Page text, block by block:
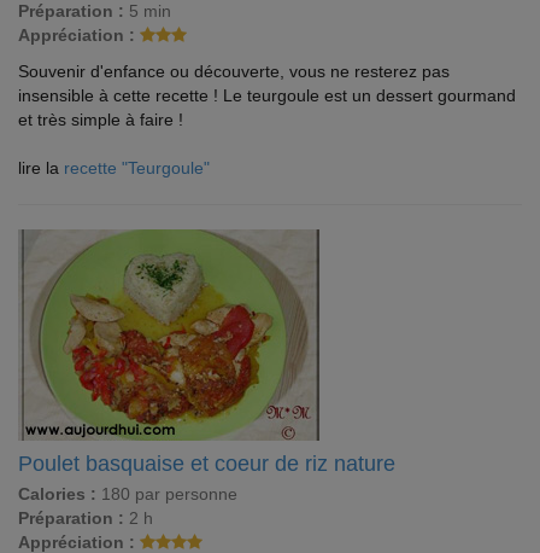
Préparation : 5 min
Appréciation :
Souvenir d'enfance ou découverte, vous ne resterez pas
insensible à cette recette ! Le teurgoule est un dessert gourmand
et très simple à faire !
lire la recette "Teurgoule"
Poulet basquaise et coeur de riz nature
Calories : 180 par personne
Préparation : 2 h
Appréciation :